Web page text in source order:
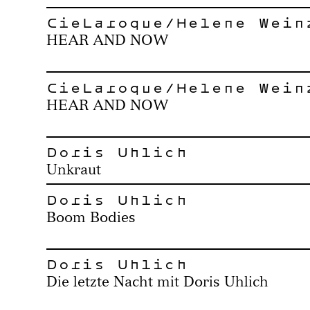
CieLaroque/Helene
HEAR AND NOW
CieLaroque/Helene
HEAR AND NOW
Doris Uhlich
Unkraut
Doris Uhlich
Boom Bodies
Doris Uhlich
Die letzte Nacht mit Doris Uhlich